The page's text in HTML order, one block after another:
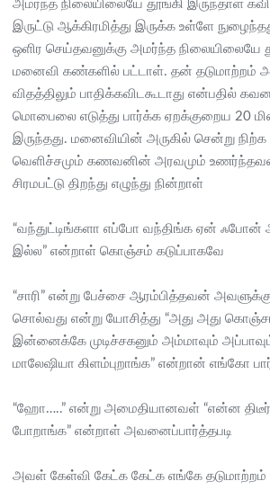
அமர்ந்த நிலையிலையே தூங்கி இருந்தாள்
இருட்டு ஆக்கிரமித்து இருக்க உள்ளே
ஒளிர செய்தவனுக்கு அமர்ந்த நிலையிலையே
மனைவி கண்களில் பட்டாள். தன் தடுமாற்றம்
விதத்திலும் பாதிக்கவிடகூடாது
மொபைலை எடுத்து பார்க்க ஏறக்குறைய 20
இருந்தது. மனைவியின் அருகில் சென்று
வெளிச்சமும் கணவனின் அரவமும்
சிரமபட்டு திறந்து எழுந்து நின்றாள்
“வந்துட்டிங்களா எப்போ வந்திங்க ஏன்
இல்ல” என்றாள் கொஞ்சம் கடுப்பாகவே
“சாரி” என்று பேச்சை ஆரம்பித்தவன்
சொல்வது என்று யோசித்து “அது அது
இன்னைக்கே முடிச்சகனும் அம்மாவும்
மாலேஷியா கிளம்புறாங்க” என்றான் எங்கோ
“ஹோ…..” என்று அமைதியானவள் “என்ன
போறாங்க” என்றாள் அவனைப்பார்த்தபடி
அவள் கேள்வி கேட்க கேட்க எங்கே தடுமாற்றம்